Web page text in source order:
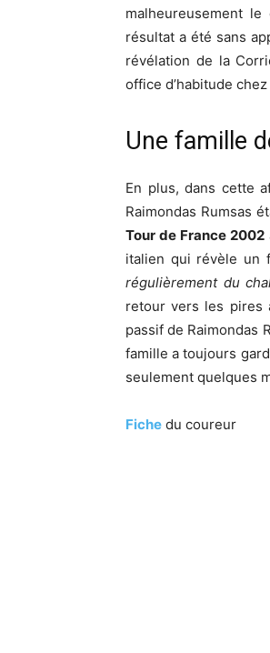
malheureusement
résultat a été sans
révélation de la
office d’habitude
Une famille
En plus, dans cette
Raimondas Rumsas
Tour de France 2002
italien qui révèle un
régulièrement du
retour vers les pires
passif de Raimondas
famille a toujours
seulement quelques
Fiche du coureur